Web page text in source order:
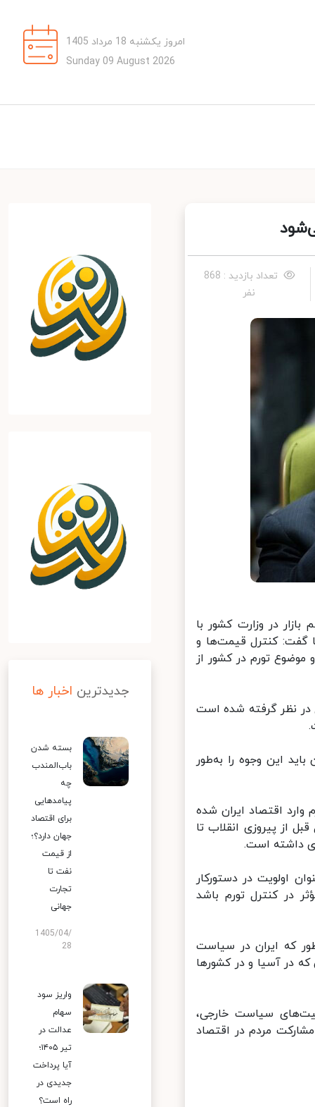
امروز یکشنبه 18 مرداد 1405
Sunday 09 August 2026
تعداد بازدید : 868
نفر
در وزارت کشور با
کنترل قیمت‌ها و
تورم در کشور از
و اشتغال در نظر گرفته شده است
این وجوه را به‌طور
به ۵۰ سال است که تورم وارد اقتصاد ایران شده
یکی از اقتصادهای تورمی دنیاست که از ۱۰ سال قبل از پیروزی انقلاب تا
اولویت در دستورکار
در کنترل تورم باشد
که ایران در سیاست
در آسیا و در کشورها
سیاست خارجی،
مردم در اقتصاد
جدیدترین اخبار ها
بسته شدن
باب‌المندب
چه
پیامدهایی
برای اقتصاد
جهان دارد؟؛
از قیمت
نفت تا
تجارت
جهانی
1405/04/
28
واریز سود
سهام
عدالت در
تیر ۱۴۰۵؛
آیا پرداخت
جدیدی در
راه است؟